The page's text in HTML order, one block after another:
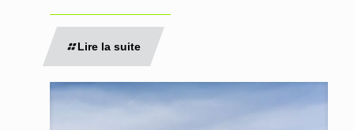
Lire la suite